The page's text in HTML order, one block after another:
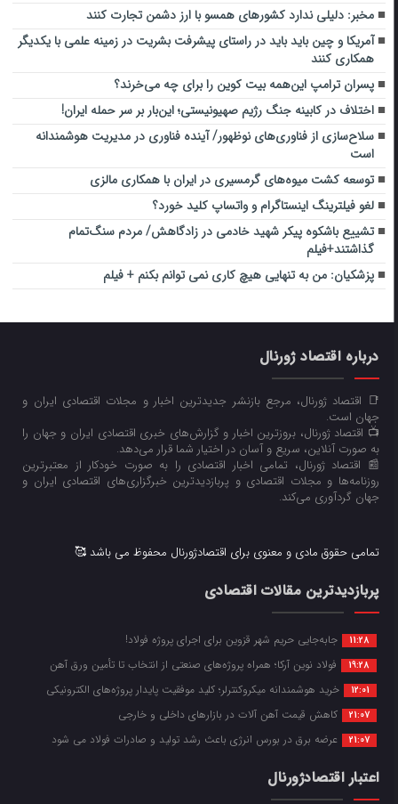
مخبر: دلیلی ندارد کشورهای همسو با ارز دشمن تجارت کنند
آمریکا و چین باید باید در راستای پیشرفت بشریت در زمینه علمی با یکدیگر
همکاری کنند
پسران ترامپ این‌همه بیت کوین را برای چه می‌خرند؟
اختلاف در کابینه جنگ رژیم صهیونیستی؛ این‌بار بر سر حمله ایران!
سلاح‌سازی از فناوری‌های نوظهور/ آینده فناوری در مدیریت هوشمندانه
است
توسعه کشت میوه‌های گرمسیری در ایران با همکاری مالزی
لغو فیلترینگ اینستاگرام و واتساپ کلید خورد؟
تشییع باشکوه پیکر شهید خادمی در زادگاهش‌/ مردم سنگ‌تمام
گذاشتند+فیلم
پزشکیان: من به تنهایی هیچ کاری نمی توانم بکنم + فیلم
درباره اقتصاد ژورنال
📑 اقتصاد ژورنال، مرجع بازنشر جدیدترین اخبار و مجلات اقتصادی ایران و
جهان است.
📺 اقتصاد ژورنال، بروزترین اخبار و گزارش‌های خبری اقتصادی ایران و جهان را
به صورت آنلاین، سریع و آسان در اختیار شما قرار می‌‌دهد.
📰 اقتصاد ژورنال، تمامی اخبار اقتصادی را به صورت خودکار از معتبرترین
روزنامه‌ها و مجلات اقتصادی و پربازدیدترین خبرگزاری‌های اقتصادی ایران و
جهان گردآوری می‌کند.
تمامی حقوق مادی و معنوی برای اقتصادژورنال محفوظ می باشد 🥰
پربازدیدترین مقالات اقتصادی
11:28 جابه‌جایی حریم شهر قزوین برای اجرای پروژه فولاد!
19:28 فولاد نوین آرکا؛ همراه پروژه‌های صنعتی از انتخاب تا تأمین ورق آهن
12:01 خرید هوشمندانه میکروکنترلر؛ کلید موفقیت پایدار پروژه‌های الکترونیکی
21:07 کاهش قیمت آهن آلات در بازارهای داخلی و خارجی
21:07 عرضه برق در بورس انرژی باعث رشد تولید و صادرات فولاد می شود
اعتبار اقتصادژورنال